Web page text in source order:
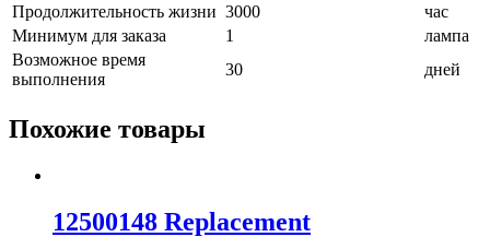
Продолжительность жизни 3000
час
Минимум для заказа
1
лампа
Возможное время
выполнения
30 дней
Похожие товары
12500148 Replacement